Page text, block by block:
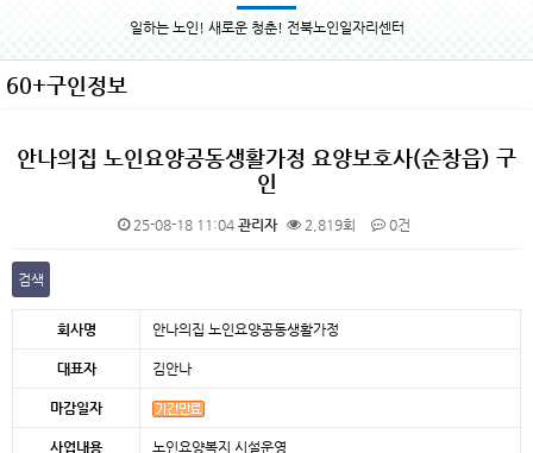
일하는 노인! 새로운 청춘! 전북노인일자리센터
60+구인정보
안나의집 노인요양공동생활가정 요양보호사(순창읍) 구
인
25-08-18 11:04 관리자 2,819회 0건
검색
회사명 안나의집 노인요양공동생활가정
대표자 김안나
마감일자
사업내용 노인요양복지 시설운영